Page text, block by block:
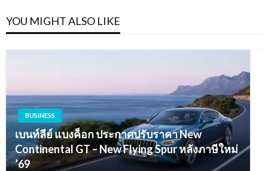
YOU MIGHT ALSO LIKE
BUSINESS
เบนท์ลีย์ แบงค็อก ประกาศปรับราคา New
Continental GT – New Flying Spur หลังภาษีใหม่
’69